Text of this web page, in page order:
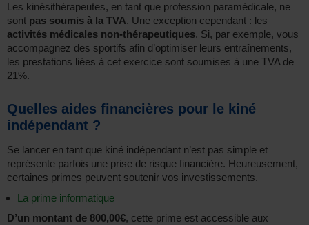
Les kinésithérapeutes, en tant que profession paramédicale, ne
sont pas soumis à la TVA. Une exception cependant : les
activités médicales non-thérapeutiques. Si, par exemple, vous
accompagnez des sportifs afin d’optimiser leurs entraînements,
les prestations liées à cet exercice sont soumises à une TVA de
21%.
Quelles aides financières pour le kiné
indépendant ?
Se lancer en tant que kiné indépendant n’est pas simple et
représente parfois une prise de risque financière. Heureusement,
certaines primes peuvent soutenir vos investissements.
La prime informatique
D’un montant de 800,00€, cette prime est accessible aux